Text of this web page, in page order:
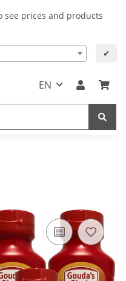
see prices and products
✔
EN